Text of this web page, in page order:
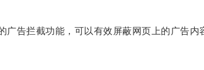
告拦截功能，可以有效屏蔽网页上的广告内